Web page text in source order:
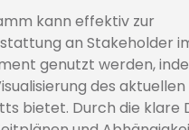
kann effektiv zur
an Stakeholder
genutzt werden,
des aktuellen
bietet. Durch die klare